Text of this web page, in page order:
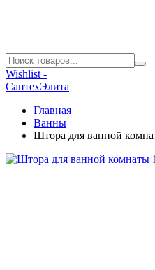
Wishlist -
СантехЭлита
Главная
Ванны
Штора для ванной